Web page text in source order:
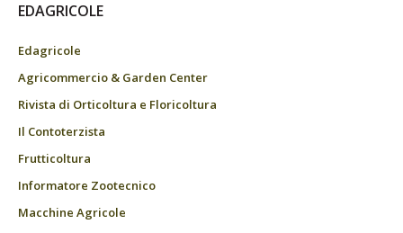
EDAGRICOLE
Edagricole
Agricommercio & Garden Center
Rivista di Orticoltura e Floricoltura
Il Contoterzista
Frutticoltura
Informatore Zootecnico
Macchine Agricole